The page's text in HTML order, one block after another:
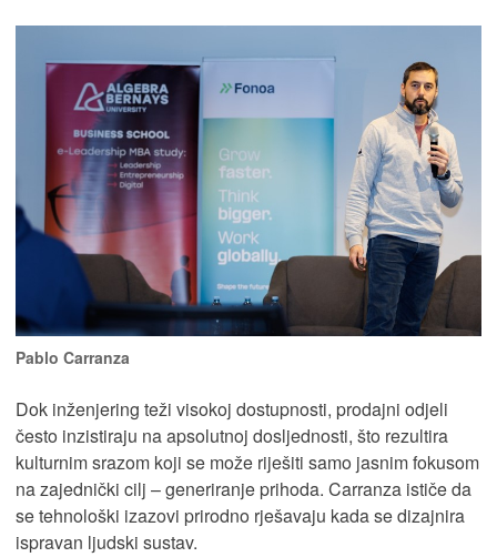
Pablo Carranza
Dok inženjering teži visokoj dostupnosti, prodajni odjeli
često inzistiraju na apsolutnoj dosljednosti, što rezultira
kulturnim srazom koji se može riješiti samo jasnim fokusom
na zajednički cilj – generiranje prihoda. Carranza ističe da
se tehnološki izazovi prirodno rješavaju kada se dizajnira
ispravan ljudski sustav.